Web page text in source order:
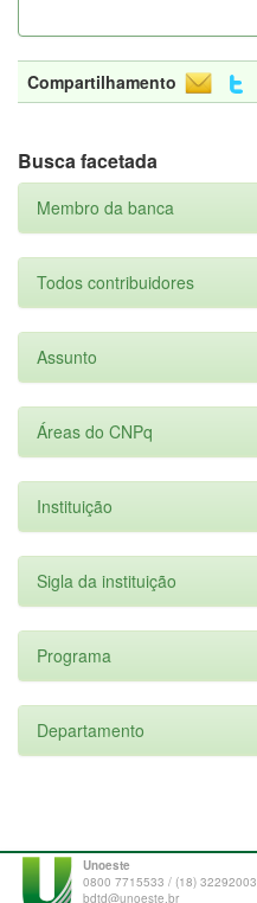
Compartilhamento
Busca facetada
Membro da banca
Todos contribuidores
Assunto
Áreas do CNPq
Instituição
Sigla da instituição
Programa
Departamento
Unoeste
0800 7715533 / (18) 32292003
bdtd@unoeste.br